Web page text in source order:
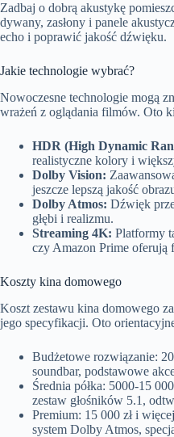
Zadbaj o dobrą akustykę
dywany, zasłony i panele
echo i poprawić jakość dźwięku.
Jakie technologie wybrać?
Nowoczesne technologie mogą
wrażeń z oglądania filmów. Oto
HDR (High Dynamic
realistyczne kolory i
Dolby Vision:
jeszcze lepszą jakość
Dolby Atmos: Dźwięk
głębi i realizmu.
Streaming 4K: Platformy
czy Amazon Prime
Koszty kina domowego
Koszt zestawu kina domowego
jego specyfikacji. Oto
Budżetowe rozwiązanie:
soundbar, podstawowe
Średnia półka: 5000-15
zestaw głośników 5.1,
Premium: 15 000 zł i
system Dolby Atmos,